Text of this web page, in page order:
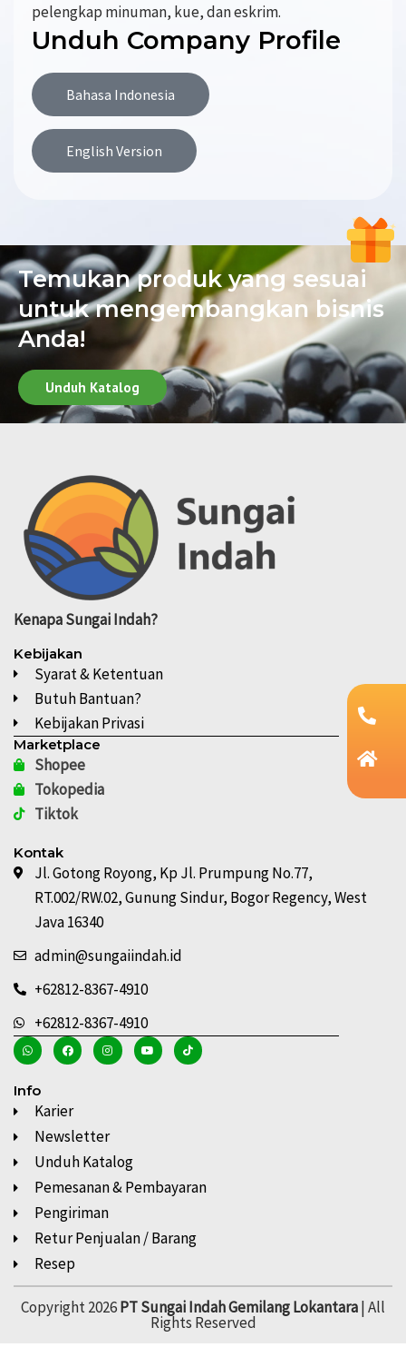
pelengkap minuman, kue, dan eskrim.
Unduh Company Profile
Bahasa Indonesia
English Version
Temukan produk yang sesuai
untuk mengembangkan bisnis
Anda!
Unduh Katalog
KenapaSungai Indah?
Kebijakan
Syarat & Ketentuan
Butuh Bantuan?
Kebijakan Privasi
Marketplace
Shopee
Tokopedia
Tiktok
Kontak
Jl. Gotong Royong, Kp Jl. Prumpung No.77,
RT.002/RW.02, Gunung Sindur, Bogor Regency, West
Java 16340
admin@sungaiindah.id
+62812-8367-4910
+62812-8367-4910
Info
Karier
Newsletter
Unduh Katalog
Pemesanan & Pembayaran
Pengiriman
Retur Penjualan / Barang
Resep
Copyright 2026PT Sungai Indah Gemilang Lokantara| All
Rights Reserved